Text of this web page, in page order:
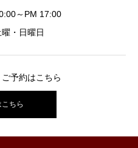
～PM 17:00
・日曜日
予約はこちら
ちら